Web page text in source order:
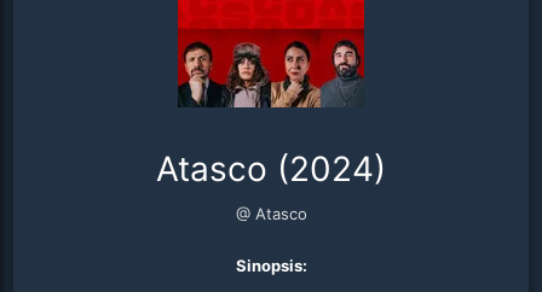
Atasco (2024)
@ Atasco
Sinopsis: